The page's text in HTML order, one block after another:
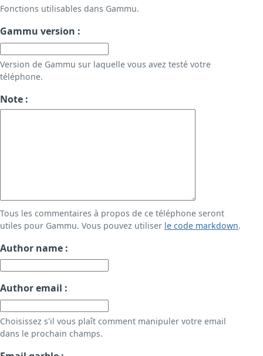
Fonctions utilisables dans Gammu.
Gammu version :
Version de Gammu sur laquelle vous avez testé votre
téléphone.
Note :
Tous les commentaires à propos de ce téléphone seront
utiles pour Gammu. Vous pouvez utiliser le code markdown.
Author name :
Author email :
Choisissez s'il vous plaît comment manipuler votre email
dans le prochain champs.